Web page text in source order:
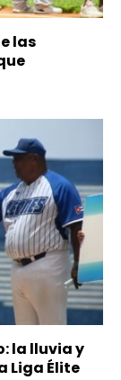
las
la lluvia y
Liga Élite